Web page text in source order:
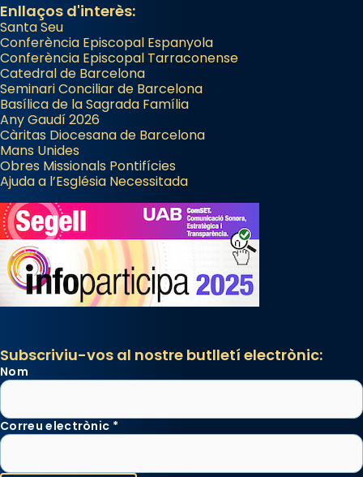
Enllaços d'interès:
Santa Seu
Conferència Episcopal Espanyola
Conferència Episcopal Tarraconense
Catedral de Barcelona
Seminari Conciliar de Barcelona
Basílica de la Sagrada Família
Any Gaudí 2026
Càritas Diocesana de Barcelona
Mans Unides
Obres Missionals Pontifícies
Ajuda a l’Església Necessitada
Subscriviu-vos al nostre butlletí electrònic:
Nom
Correu electrònic *